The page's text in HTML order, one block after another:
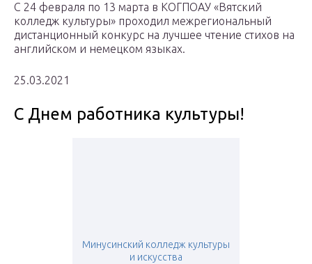
С 24 февраля по 13 марта в КОГПОАУ «Вятский
колледж культуры» проходил межрегиональный
дистанционный конкурс на лучшее чтение стихов на
английском и немецком языках.
25.03.2021
С Днем работника культуры!
Минусинский колледж культуры
и искусства